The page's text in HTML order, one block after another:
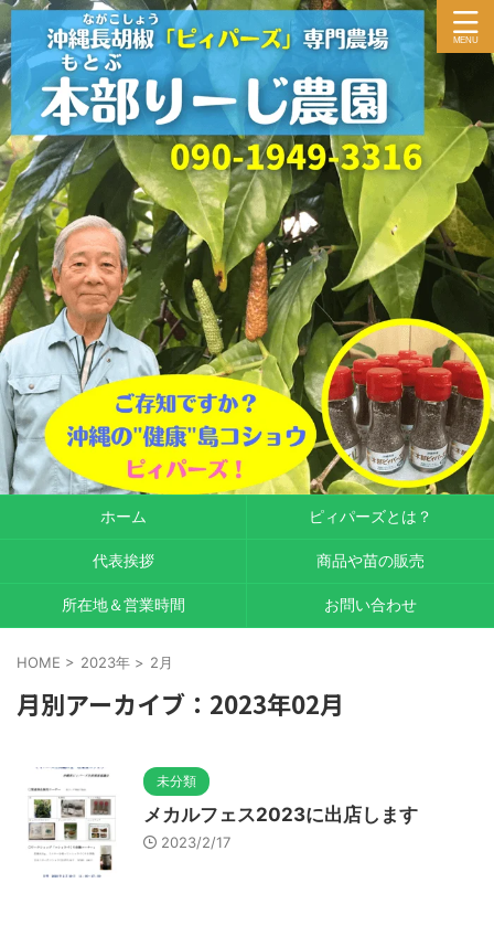
ホーム ピィパーズとは？
代表挨拶 商品や苗の販売
所在地＆営業時間 お問い合わせ
HOME > 2023年 > 2月
月別アーカイブ：2023年02月
未分類
メカルフェス2023に出店します
2023/2/17